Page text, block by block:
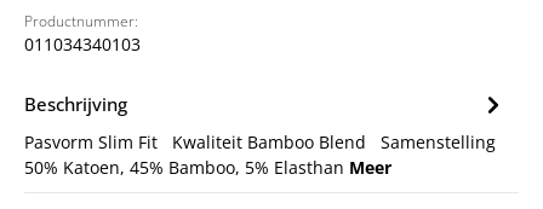
Productnummer:
011034340103
Beschrijving
Pasvorm Slim Fit Kwaliteit Bamboo Blend Samenstelling
50% Katoen, 45% Bamboo, 5% Elasthan Meer